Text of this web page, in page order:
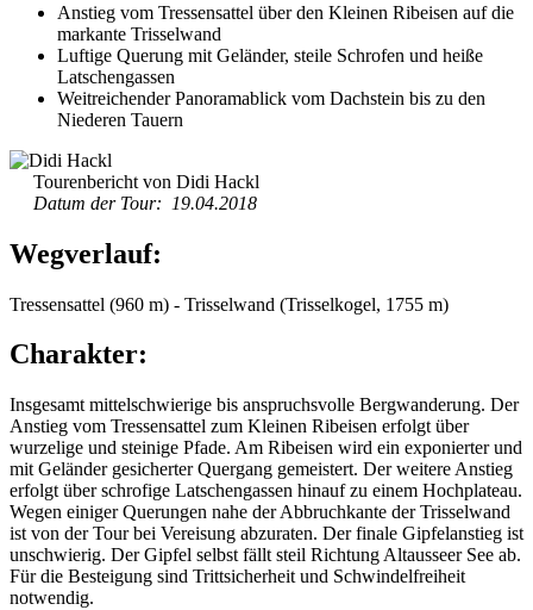
Anstieg vom Tressensattel über den Kleinen Ribeisen auf die
markante Trisselwand
Luftige Querung mit Geländer, steile Schrofen und heiße
Latschengassen
Weitreichender Panoramablick vom Dachstein bis zu den
Niederen Tauern
Tourenbericht von Didi Hackl
Datum der Tour: 19.04.2018
Wegverlauf:
Tressensattel (960 m) - Trisselwand (Trisselkogel, 1755 m)
Charakter:
Insgesamt mittelschwierige bis anspruchsvolle Bergwanderung. Der
Anstieg vom Tressensattel zum Kleinen Ribeisen erfolgt über
wurzelige und steinige Pfade. Am Ribeisen wird ein exponierter und
mit Geländer gesicherter Quergang gemeistert. Der weitere Anstieg
erfolgt über schrofige Latschengassen hinauf zu einem Hochplateau.
Wegen einiger Querungen nahe der Abbruchkante der Trisselwand
ist von der Tour bei Vereisung abzuraten. Der finale Gipfelanstieg ist
unschwierig. Der Gipfel selbst fällt steil Richtung Altausseer See ab.
Für die Besteigung sind Trittsicherheit und Schwindelfreiheit
notwendig.